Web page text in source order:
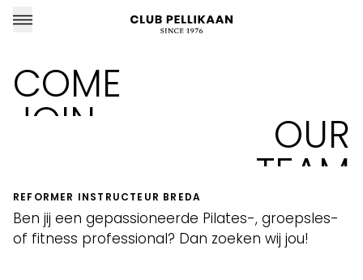
CLUB PELLIKAAN LOCATIES
Almere
Amersfoort
Apeldoorn
COME
JOIN OUR
TEAM
REFORMER INSTRUCTEUR BREDA
Ben jij een gepassioneerde Pilates-, groepsles-
of fitness professional? Dan zoeken wij jou!